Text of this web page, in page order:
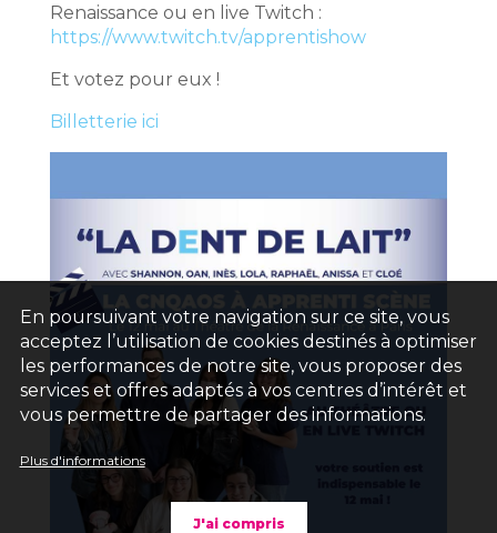
Renaissance ou en live Twitch :
https://www.twitch.tv/apprentishow
Et votez pour eux !
Billetterie ici
En poursuivant votre navigation sur ce site, vous
acceptez l’utilisation de cookies destinés à optimiser
les performances de notre site, vous proposer des
services et offres adaptés à vos centres d’intérêt et
vous permettre de partager des informations.
Plus d'informations
J'ai compris